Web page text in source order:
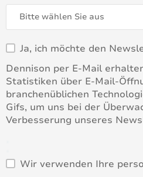
Ja, ich möchte den
Dennison per E-Mail
Statistiken über E-Mail-
branchenüblichen
Gifs, um uns bei der
Verbesserung unseres
Wir verwenden Ihre